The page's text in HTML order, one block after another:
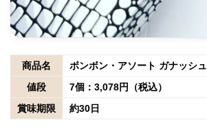
商品名
ボンボン・アソート ガナッシュ
値段
7個：3,078円（税込）
賞味期限
約30日